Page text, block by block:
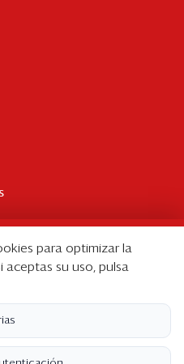
para optimizar la
aceptas su uso, pulsa